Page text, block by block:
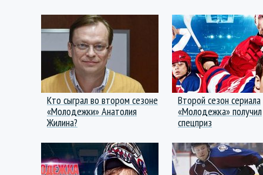
Кто сыграл во втором сезоне
«Молодежки» Анатолия
Жилина?
Второй сезон сериала
«Молодежка» получил
спецприз